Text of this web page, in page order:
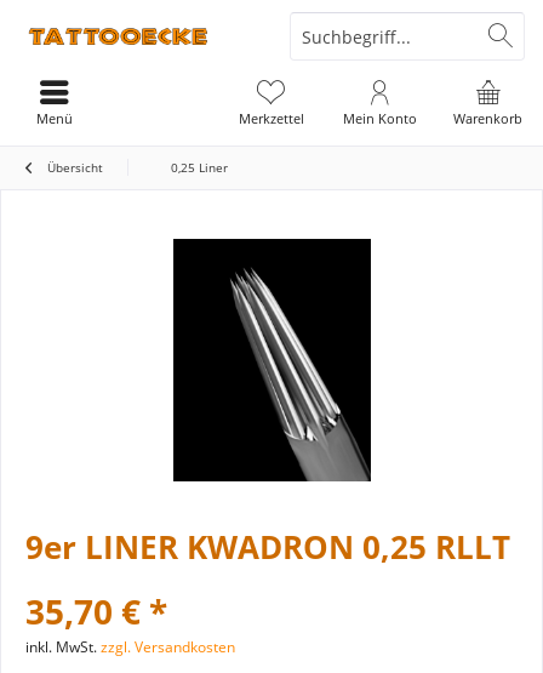
Warenkorb
Merkzettel Mein Konto
Menü
Übersicht 0,25 Liner
9er LINER KWADRON 0,25 RLLT
35,70 € *
inkl. MwSt.zzgl. Versandkosten